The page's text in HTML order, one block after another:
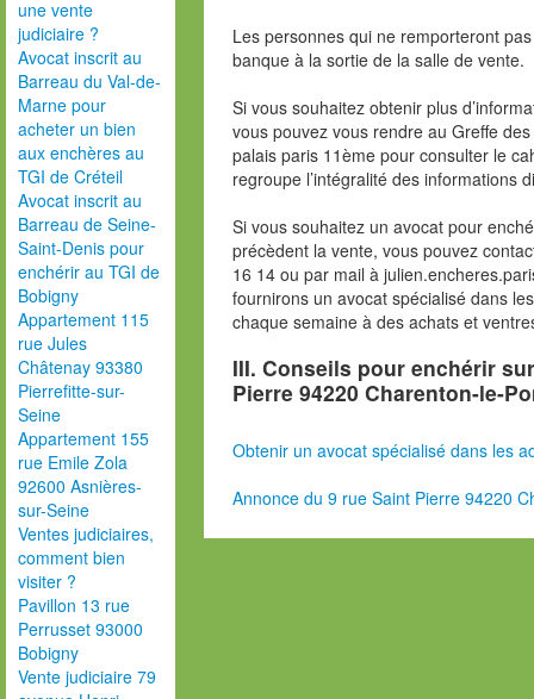
une vente
judiciaire ?
Avocat inscrit au
Barreau du Val-de-
Marne pour
acheter un bien
aux enchères au
TGI de Créteil
Avocat inscrit au
Barreau de Seine-
Saint-Denis pour
enchérir au TGI de
Bobigny
Appartement 115
rue Jules
Châtenay 93380
Pierrefitte-sur-
Seine
Appartement 155
rue Emile Zola
92600 Asnières-
sur-Seine
Ventes judiciaires,
comment bien
visiter ?
Pavillon 13 rue
Perrusset 93000
Bobigny
Vente judiciaire 79
Les personnes qui ne remporteront
banque à la sortie de la salle de vente.
Si vous souhaitez obtenir plus
vous pouvez vous rendre au Greffe
palais paris 11ème pour consulter le
regroupe l’intégralité des informations
Si vous souhaitez un avocat pour
précèdent la vente, vous pouvez
16 14 ou par mail à
fournirons un avocat spécialisé dans
chaque semaine à des achats et
III. Conseils pour enchérir
Pierre 94220 Charenton-le-
Obtenir un avocat spécialisé dans les
Annonce du 9 rue Saint Pierre 94220